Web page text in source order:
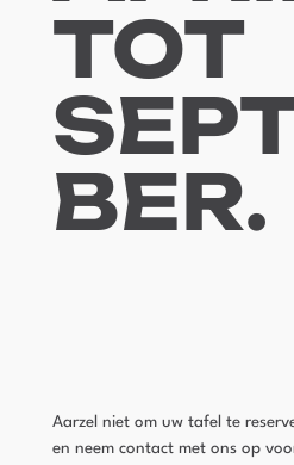
TOT
BER.
Aarzel niet om uw tafel te
en neem contact met ons op